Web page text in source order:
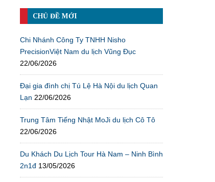
CHỦ ĐỀ MỚI
Chi Nhánh Công Ty TNHH Nisho
PrecisionViệt Nam du lịch Vũng Đục
22/06/2026
Đại gia đình chị Tú Lệ Hà Nội du lịch Quan
Lạn 22/06/2026
Trung Tâm Tiếng Nhật MoJi du lịch Cô Tô
22/06/2026
Du Khách Du Lịch Tour Hà Nam – Ninh Bình
2n1đ 13/05/2026